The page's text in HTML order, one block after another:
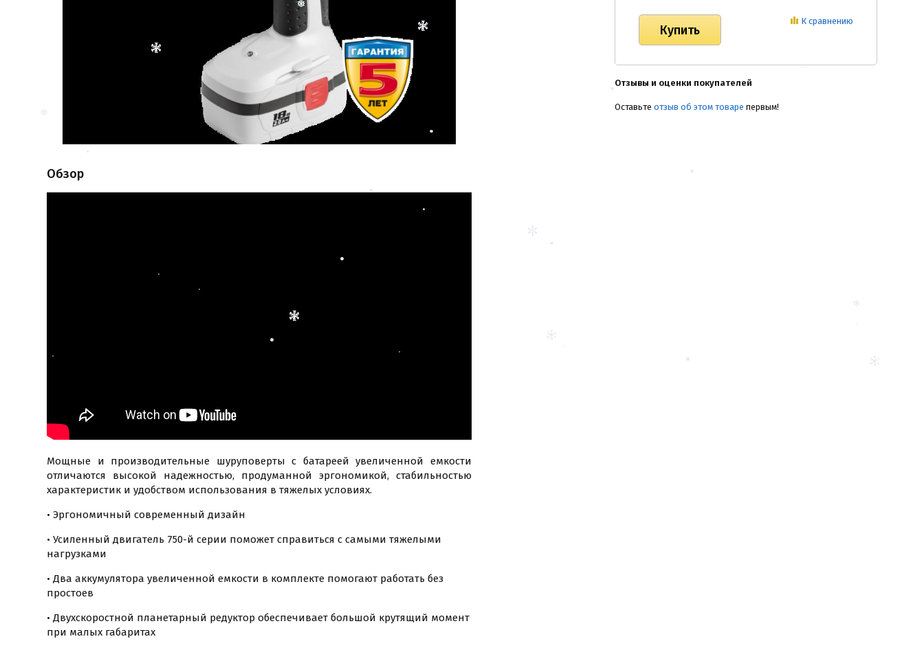
Обзор
Мощные и производительные шуруповерты с батареей увеличенной емкости
отличаются высокой надежностью, продуманной эргономикой, стабильностью
характеристик и удобством использования в тяжелых условиях.
• Эргономичный современный дизайн
• Усиленный двигатель 750-й серии поможет справиться с самыми тяжелыми
нагрузками
• Два аккумулятора увеличенной емкости в комплекте помогают работать без
простоев
• Двухскоростной планетарный редуктор обеспечивает большой крутящий момент
при малых габаритах
К сравнению
Отзывы и оценки покупателей
Оставьте отзыв об этом товаре первым!